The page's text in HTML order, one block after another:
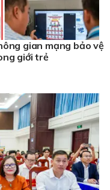
gian mạng bảo vệ
giới trẻ